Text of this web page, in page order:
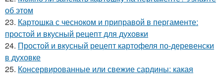
об этом
23. Картошка с чесноком и приправой в пергаменте:
простой и вкусный рецепт для духовки
24. Простой и вкусный рецепт картофеля по-деревенски
в духовке
25. Консервированные или свежие сардины: какая